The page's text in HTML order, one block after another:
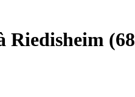
Riedisheim